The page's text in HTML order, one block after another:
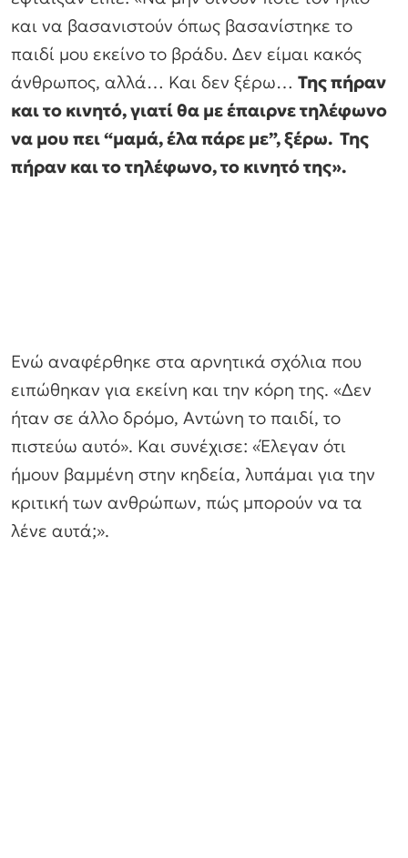
και να βασανιστούν όπως βασανίστηκε το
παιδί μου εκείνο το βράδυ. Δεν είμαι κακός
άνθρωπος, αλλά… Και δεν ξέρω… Της πήραν
και το κινητό, γιατί θα με έπαιρνε τηλέφωνο
να μου πει “μαμά, έλα πάρε με”, ξέρω. Της
πήραν και το τηλέφωνο, το κινητό της».
Ενώ αναφέρθηκε στα αρνητικά σχόλια που
ειπώθηκαν για εκείνη και την κόρη της. «Δεν
ήταν σε άλλο δρόμο, Αντώνη το παιδί, το
πιστεύω αυτό». Και συνέχισε: «Έλεγαν ότι
ήμουν βαμμένη στην κηδεία, λυπάμαι για την
κριτική των ανθρώπων, πώς μπορούν να τα
λένε αυτά;».